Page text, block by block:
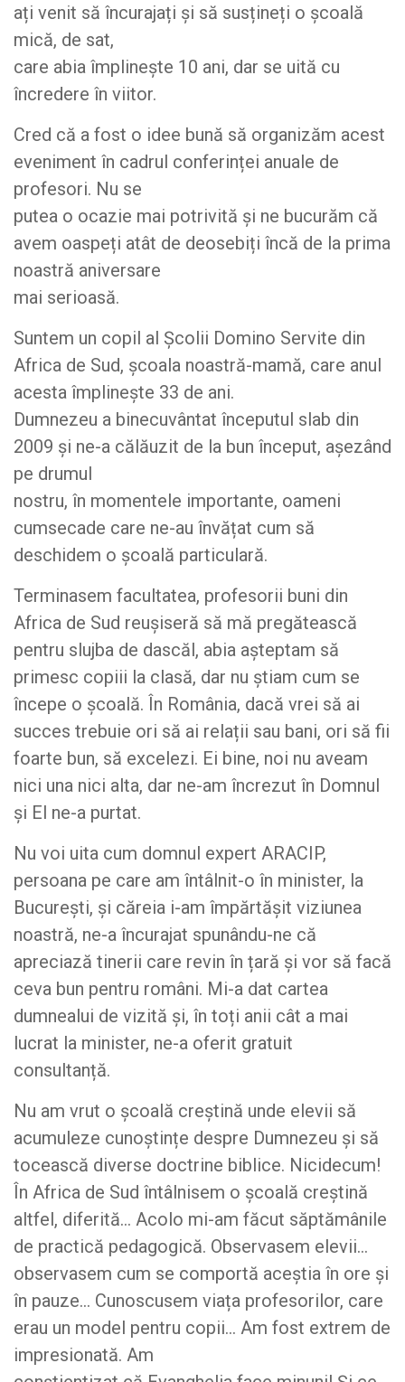
ați venit să încurajați și să susțineți o școală
mică, de sat,
care abia împlinește 10 ani, dar se uită cu
încredere în viitor.
Cred că a fost o idee bună să organizăm acest
eveniment în cadrul conferinței anuale de
profesori. Nu se
putea o ocazie mai potrivită și ne bucurăm că
avem oaspeți atât de deosebiți încă de la prima
noastră aniversare
mai serioasă.
Suntem un copil al Școlii Domino Servite din
Africa de Sud, școala noastră-mamă, care anul
acesta împlinește 33 de ani.
Dumnezeu a binecuvântat începutul slab din
2009 și ne-a călăuzit de la bun început, așezând
pe drumul
nostru, în momentele importante, oameni
cumsecade care ne-au învățat cum să
deschidem o școală particulară.
Terminasem facultatea, profesorii buni din
Africa de Sud reușiseră să mă pregătească
pentru slujba de dascăl, abia așteptam să
primesc copiii la clasă, dar nu știam cum se
începe o școală. În România, dacă vrei să ai
succes trebuie ori să ai relații sau bani, ori să fii
foarte bun, să excelezi. Ei bine, noi nu aveam
nici una nici alta, dar ne-am încrezut în Domnul
și El ne-a purtat.
Nu voi uita cum domnul expert ARACIP,
persoana pe care am întâlnit-o în minister, la
București, și căreia i-am împărtășit viziunea
noastră, ne-a încurajat spunându-ne că
apreciază tinerii care revin în țară și vor să facă
ceva bun pentru români. Mi-a dat cartea
dumnealui de vizită și, în toți anii cât a mai
lucrat la minister, ne-a oferit gratuit
consultanță.
Nu am vrut o școală creștină unde elevii să
acumuleze cunoștințe despre Dumnezeu și să
tocească diverse doctrine biblice. Nicidecum!
În Africa de Sud întâlnisem o școală creștină
altfel, diferită… Acolo mi-am făcut săptămânile
de practică pedagogică. Observasem elevii…
observasem cum se comportă aceștia în ore și
în pauze… Cunoscusem viața profesorilor, care
erau un model pentru copii… Am fost extrem de
impresionată. Am